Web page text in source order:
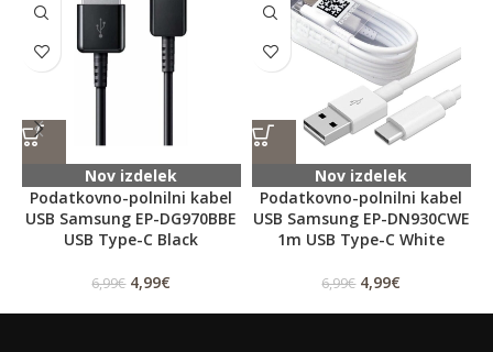
Nov izdelek
Podatkovno-polnilni kabel
USB Samsung EP-DG970BBE
USB Type-C Black
6,99€ 4,99€
Nov izdelek
Podatkovno-polnilni kabel
USB Samsung EP-DN930CWE
1m USB Type-C White
6,99€ 4,99€